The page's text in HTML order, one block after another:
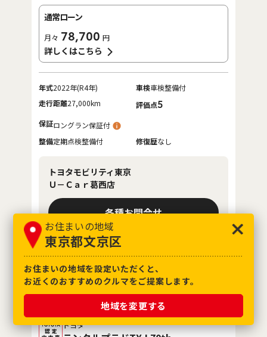
お住まいの地域
東京都文京区
お住まいの地域を設定いただくと、
お近くのおすすめのクルマをご提案します。
地域を変更する
通常ローン
月々 78,700 円
詳しくはこちら
年式2022年(R4年) 車検車検整備付
走行距離27,000km 評価点5
保証ロングラン保証付
整備定期点検整備付 修復歴なし
トヨタモビリティ東京
Ｕ－Ｃａｒ葛西店
各種お問合せ
03-5659-6411
トヨタ